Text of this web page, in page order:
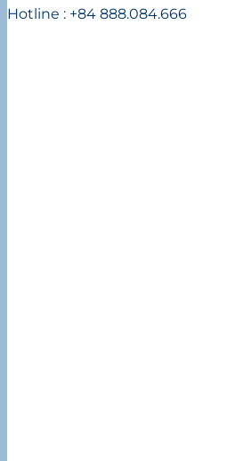
Hotline : +84 888.084.666